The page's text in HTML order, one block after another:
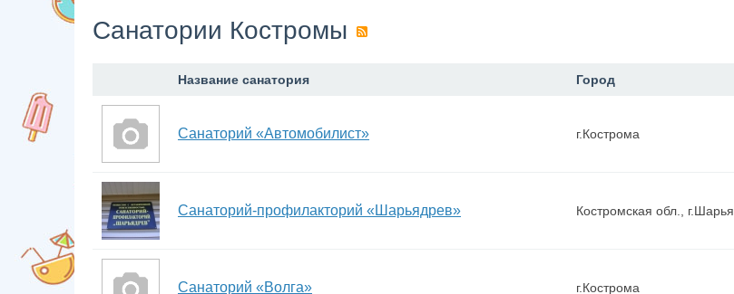
Санатории Костромы
Название санатория Город
Санаторий «Автомобилист» г.Кострома
Санаторий-профилакторий «Шарьядрев» Костромская обл., г.Шарья
Санаторий «Волга» г.Кострома